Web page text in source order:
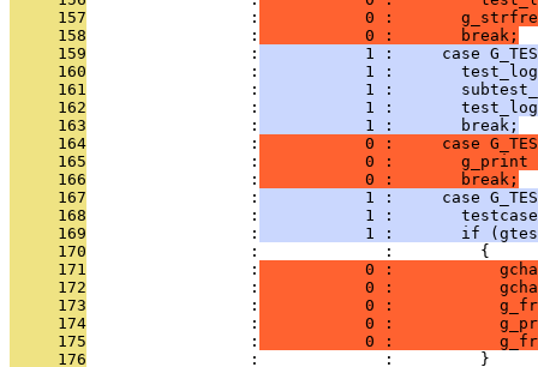
     157
                 :
0 :
     158
                 :
           0 :       break;
     159
                 :
1 :     case
     160
                 :
1 :
     161
                 :
1 :
     162
                 :
1 :
     163
                 :
           1 :       break;
     164
                 :
0 :     case
     165
                 :
0 :       g_print
     166
                 :
           0 :       break;
     167
                 :
1 :     case
     168
                 :
1 :
     169
                 :
1 :       if
     170
                 :             :         {
     171
                 :
0 :
     172
                 :
0 :
     173
                 :
0 :
     174
                 :
0 :
     175
                 :
0 :
     176
                 :             :         }